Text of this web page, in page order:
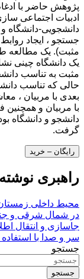
پژوهش حاضر با
ادبیات اجتماعی
دانشجویی-دانشگاه
جستجو ، ایجاد
یک دانشگاه چینی
مثبت به تناسب
حالی که تناسب
بعدی با مربیان ،
با مربیان و همچنین
دانشجو و دانشگاه
گرفت.
رایگان – خرید
راهبری نوشته
محیط داخلی
در شمال شرقی و
جاسازی و انتقال
سر و صدا با
جستجو
جستجو